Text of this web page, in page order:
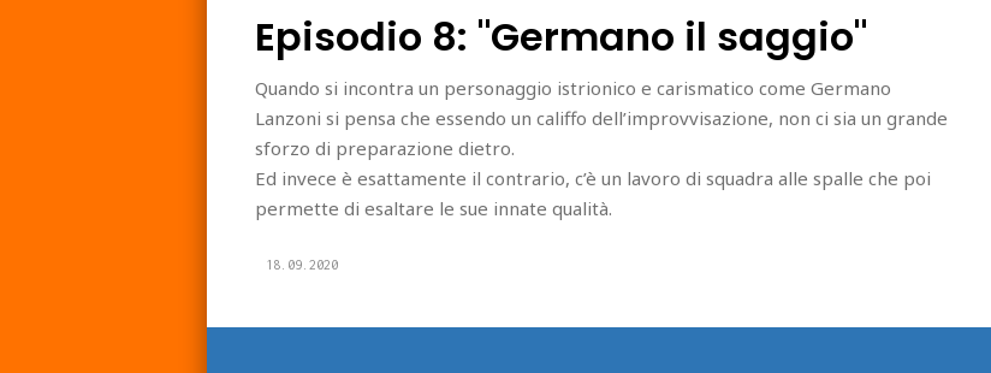
Episodio 8: "Germano il saggio"
Quando si incontra un personaggio istrionico e carismatico come Germano
Lanzoni si pensa che essendo un califfo dell’improvvisazione, non ci sia un grande
sforzo di preparazione dietro.
Ed invece è esattamente il contrario, c’è un lavoro di squadra alle spalle che poi
permette di esaltare le sue innate qualità.
18.09.2020